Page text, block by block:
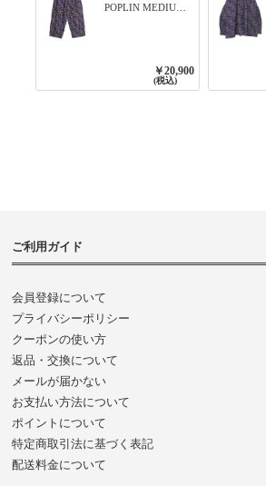
POPLIN MEDIUM
￥20,900
(税込)
ご利用ガイド
会員登録について
プライバシーポリシー
クーポンの使い方
返品・交換について
メールが届かない
お支払い方法について
ポイントについて
特定商取引法に基づく表記
配送料金について